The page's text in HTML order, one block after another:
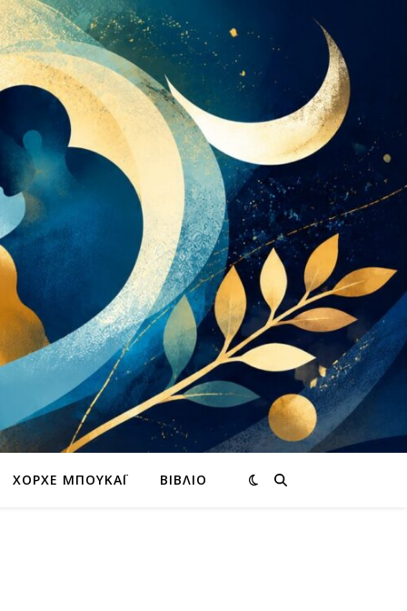
ΧΌΡΧΕ ΜΠΟΥΚΆΙ ΒΙΒΛΊΟ